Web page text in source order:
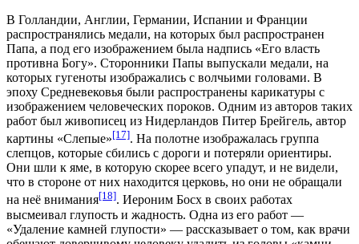
В Голландии, Англии, Германии, Испании и Франции
распространялись медали, на которых был распространен
Папа, а под его изображением была надпись «Его власть
противна Богу». Сторонники Папы выпускали медали, на
которых гугеноты изображались с волчьими головами. В
эпоху Средневековья были распространены карикатуры с
изображением человеческих пороков. Одним из авторов таких
работ был живописец из Нидерландов Питер Брейгель, автор
картины «Слепые»[17]. На полотне изображалась группа
слепцов, которые сбились с дороги и потеряли ориентиры.
Они шли к яме, в которую скорее всего упадут, и не видели,
что в стороне от них находится церковь, но они не обращали
на неё внимания[18]. Иероним Босх в своих работах
высмеивал глупость и жадность. Одна из его работ —
«Удаление камней глупости» — рассказывает о том, как врачи